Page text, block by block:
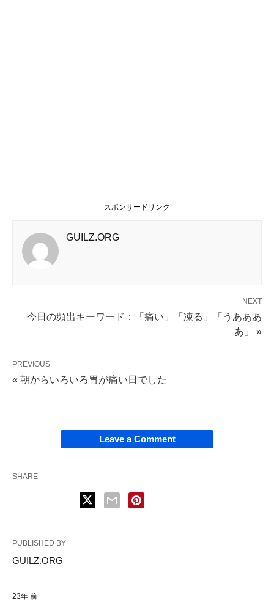
スポンサードリンク
GUILZ.ORG
NEXT
今日の頻出キーワード：「痛い」「凍る」「うあああ
あ」 »
PREVIOUS
« 朝からいろいろ胃が痛い日でした
Leave a Comment
SHARE
PUBLISHED BY
GUILZ.ORG
23年 前